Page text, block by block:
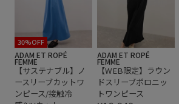
30%OFF
ADAM ET ROPÉ
FEMME
【サステナブル】ノ
ースリーブカットワ
ンピース/接触冷
ADAM ET ROPÉ
FEMME
【WEB限定】ラウン
ドスリーブポロニッ
トワンピース